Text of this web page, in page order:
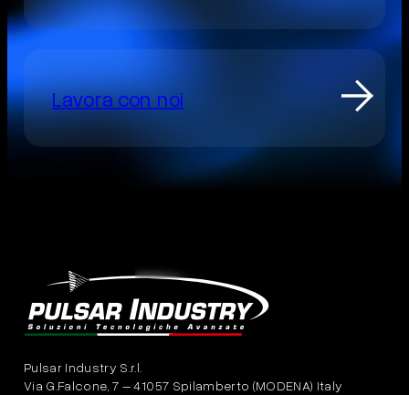
Lavora con noi
Pulsar Industry S.r.l.
Via G.Falcone, 7 – 41057 Spilamberto (MODENA) Italy